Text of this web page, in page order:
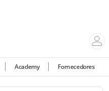
Academy Fornecedores